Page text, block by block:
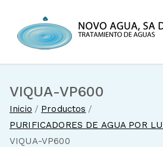
contenido
VIQUA-VP600
Inicio
Productos
PURIFICADORES DE AGUA POR
VIQUA-VP600